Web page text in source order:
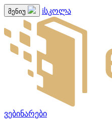
მენიუ iსკოლა
ვებინარები